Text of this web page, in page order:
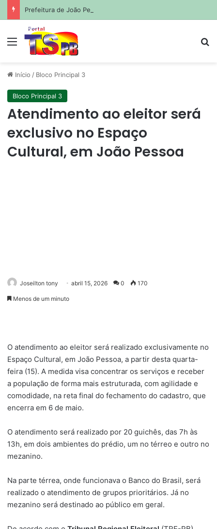
Menu
Início / Bloco Principal 3
Bloco Principal 3
Atendimento ao eleitor será
exclusivo no Espaço
Cultural, em João Pessoa
Joseilton tony abril 15, 2026 0 170
Menos de um minuto
O atendimento ao eleitor será realizado exclusivamente no
Espaço Cultural, em João Pessoa, a partir desta quarta-
feira (15). A medida visa concentrar os serviços e receber
a população de forma mais estruturada, com agilidade e
comodidade, na reta final do fechamento do cadastro, que
encerra em 6 de maio.
O atendimento será realizado por 20 guichês, das 7h às
13h, em dois ambientes do prédio, um no térreo e outro no
mezanino.
Na parte térrea, onde funcionava o Banco do Brasil, será
realizado o atendimento de grupos prioritários. Já no
mezanino será destinado ao público em geral.